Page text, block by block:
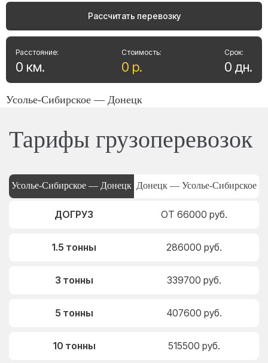
Рассчитать перевозку
Стоимость:
0 р.
Расстояние:
0 км.
Срок:
0 дн.
Усолье-Сибирское — Донецк
Тарифы грузоперевозок
Усолье-Сибирское — Донецк Донецк — Усолье-Сибирское
ДОГРУЗ ОТ 66000 руб.
1.5 тонны 286000 руб.
3 тонны 339700 руб.
5 тонны 407600 руб.
10 тонны 515500 руб.